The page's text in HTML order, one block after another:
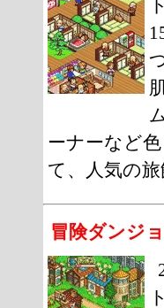
ト
ーナーなど
て、人気の旅
冒険ダンジ
ト